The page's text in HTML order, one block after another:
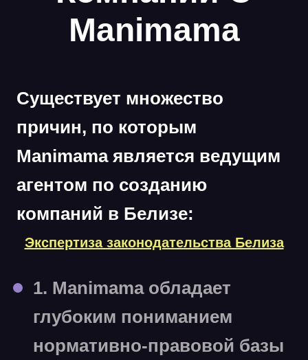
Manimama
Существует множество
причин, по которым
Manimama является ведущим
агентом по созданию
компаний в Белизе:
Экспертиза законодательства Белиза
1. Manimama обладает
глубоким пониманием
нормативно-правовой базы